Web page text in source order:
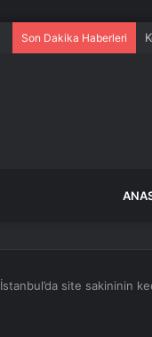
Son Dakika Haberleri
İstanbul’da site sakininin